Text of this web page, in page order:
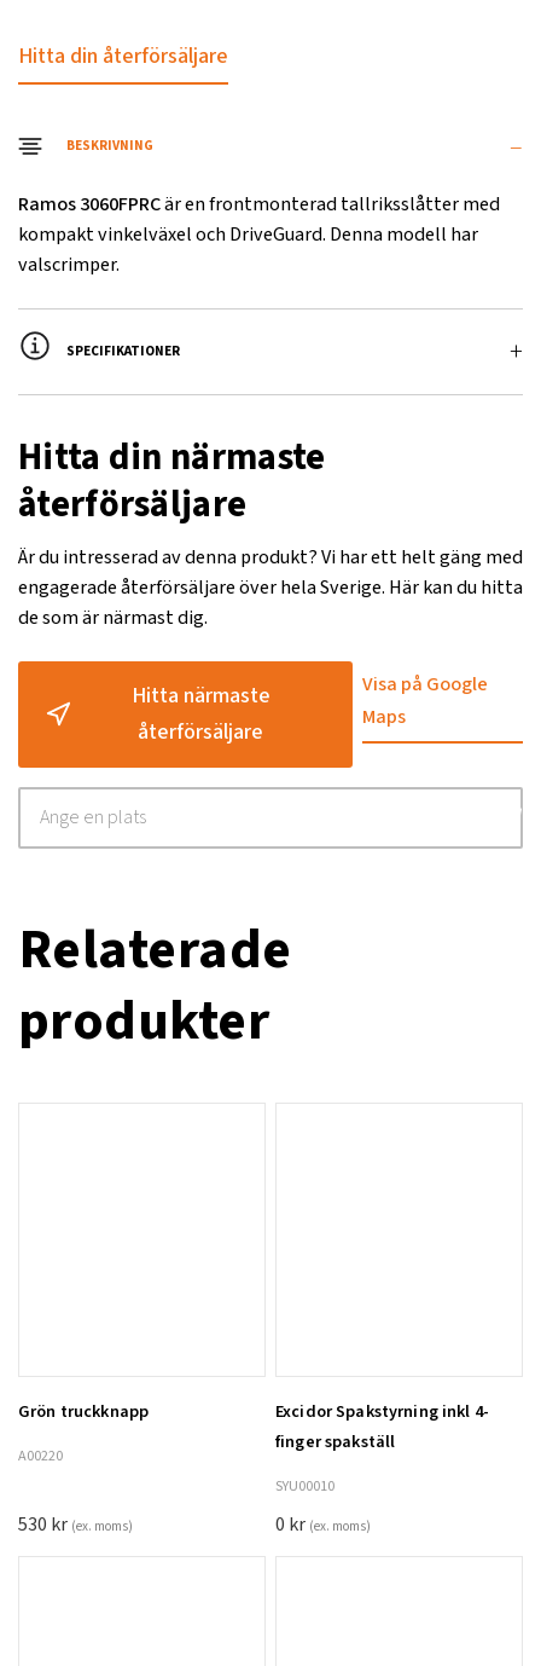
Hitta din återförsäljare
BESKRIVNING
Ramos 3060FPRCär en frontmonterad tallriksslåtter med
kompakt vinkelväxel och DriveGuard. Denna modell har
valscrimper.
SPECIFIKATIONER
Arbetsbredd, mm
3000
Transportbredd, mm
3000
Driveguard
Standard
Effektbehov kW/hk
Knivar, antal
2 per tallrik
Transportlängd, mm
Montering
Front
Monteringstid, h
Strängbredd, mm
1550-1900
Antal tallrikar
6
Vikt, kg
1040
Hitta din närmaste
återförsäljare
Är du intresserad av denna produkt? Vi har ett helt gäng med
engagerade återförsäljare över hela Sverige. Här kan du hitta
de som är närmast dig.
Hitta närmaste
återförsäljare
Visa på Google
Maps
Relaterade
produkter
Lägg till i varukorg
Grön truckknapp
A00220
530 kr (ex. moms)
Excidor Spakstyrning inkl 4-
finger spakställ
SYU00010
0 kr (ex. moms)